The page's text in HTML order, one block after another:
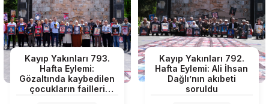
Kayıp Yakınları 793.
Hafta Eylemi:
Gözaltında kaybedilen
çocukların failleri
Kayıp Yakınları 792.
Hafta Eylemi: Ali İhsan
Dağlı’nın akıbeti
soruldu